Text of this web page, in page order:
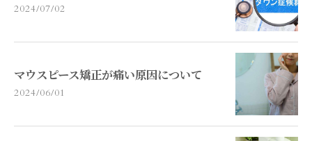
2024/07/02
マウスピース矯正が痛い原因について
2024/06/01